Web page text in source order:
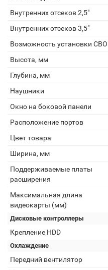
Внутренних отсеков 2,5"
Внутренних отсеков 3,5"
Возможность установки СВО
Высота, мм
Глубина, мм
Наушники
Окно на боковой панели
Расположение портов
Цвет товара
Ширина, мм
Поддерживаемые платы
расширения
Максимальная длина
видеокарты (мм)
Дисковые контроллеры
Крепление HDD
Охлаждение
Передний вентилятор